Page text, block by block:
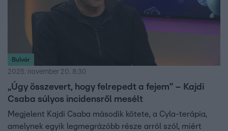
Bulvár
2025. november 20. 8:30
„Úgy összevert, hogy felrepedt a fejem” – Kajdi
Csaba súlyos incidensről mesélt
Megjelent Kajdi Csaba második kötete, a Cyla-terápia,
amelynek egyik legmegrázóbb része arról szól, miért